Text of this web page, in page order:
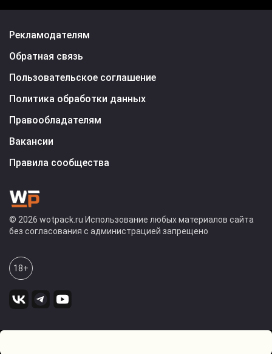
Рекламодателям
Обратная связь
Пользовательское соглашение
Политика обработки данных
Правообладателям
Вакансии
Правила сообщества
© 2026 wotpack.ru Использование любых материалов сайта
без согласования с администрацией запрещено
18+